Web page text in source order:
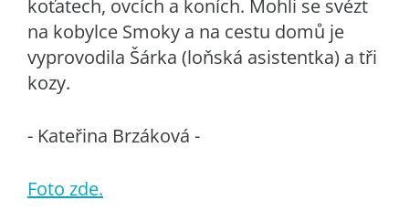
koťatech, ovcích a koních. Mohli se svézt
na kobylce Smoky a na cestu domů je
vyprovodila Šárka (loňská asistentka) a tři
kozy.
- Kateřina Brzáková -
Foto zde.